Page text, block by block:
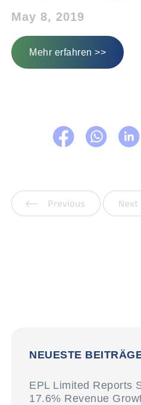
May 8, 2019
Mehr erfahren >>
Vorherige
NEUESTE
EPL Limited Reports
17.6% Revenue